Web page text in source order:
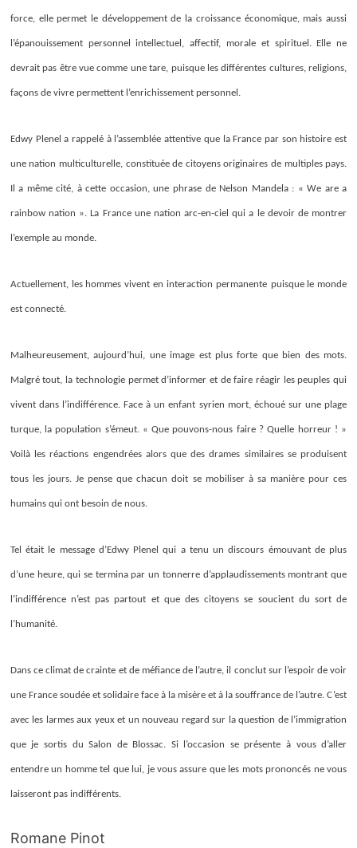
force, elle permet le développement de la croissance économique, mais aussi
l’épanouissement personnel intellectuel, affectif, morale et spirituel. Elle ne
devrait pas être vue comme une tare, puisque les différentes cultures, religions,
façons de vivre permettent l’enrichissement personnel.
Edwy Plenel a rappelé à l’assemblée attentive que la France par son histoire est
une nation multiculturelle, constituée de citoyens originaires de multiples pays.
Il a même cité, à cette occasion, une phrase de Nelson Mandela : « We are a
rainbow nation ». La France une nation arc-en-ciel qui a le devoir de montrer
l’exemple au monde.
Actuellement, les hommes vivent en interaction permanente puisque le monde
est connecté.
Malheureusement, aujourd’hui, une image est plus forte que bien des mots.
Malgré tout, la technologie permet d’informer et de faire réagir les peuples qui
vivent dans l’indifférence. Face à un enfant syrien mort, échoué sur une plage
turque, la population s’émeut. « Que pouvons-nous faire ? Quelle horreur ! »
Voilà les réactions engendrées alors que des drames similaires se produisent
tous les jours. Je pense que chacun doit se mobiliser à sa manière pour ces
humains qui ont besoin de nous.
Tel était le message d’Edwy Plenel qui a tenu un discours émouvant de plus
d’une heure, qui se termina par un tonnerre d’applaudissements montrant que
l’indifférence n’est pas partout et que des citoyens se soucient du sort de
l’humanité.
Dans ce climat de crainte et de méfiance de l’autre, il conclut sur l’espoir de voir
une France soudée et solidaire face à la misère et à la souffrance de l’autre. C’est
avec les larmes aux yeux et un nouveau regard sur la question de l’immigration
que je sortis du Salon de Blossac. Si l’occasion se présente à vous d’aller
entendre un homme tel que lui, je vous assure que les mots prononcés ne vous
laisseront pas indifférents.
Romane Pinot